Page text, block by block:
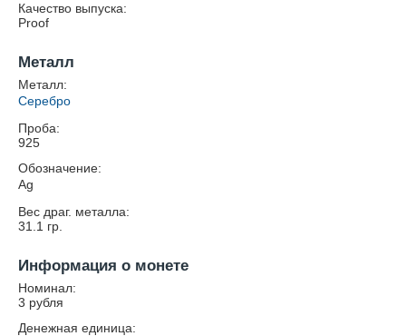
Качество выпуска:
Proof
Металл
Металл:
Серебро
Проба:
925
Обозначение:
Ag
Вес драг. металла:
31.1 гр.
Информация о монете
Номинал:
3 рубля
Денежная единица: